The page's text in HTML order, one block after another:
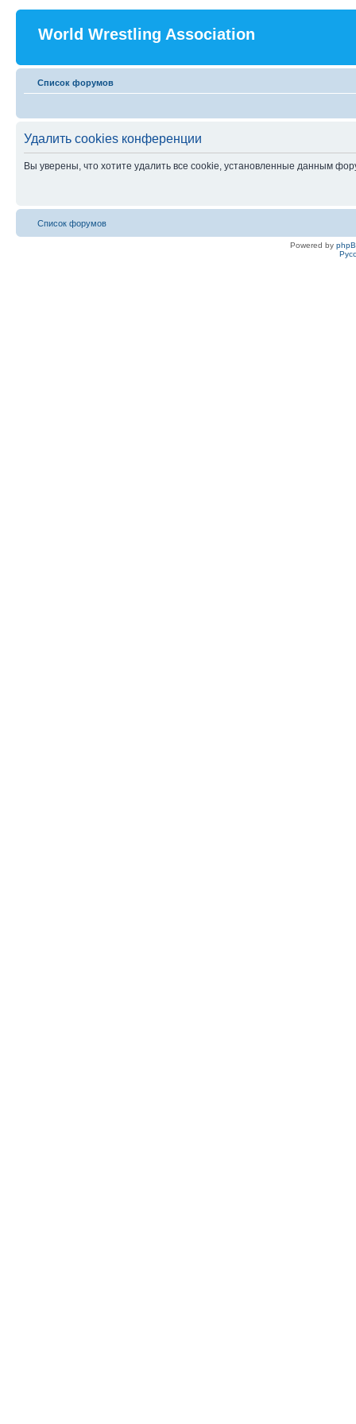
World Wrestling Association
Список форумов
Удалить cookies конференции
Вы уверены, что хотите удалить все cookie, установленные данным
Список форумов
Powered by